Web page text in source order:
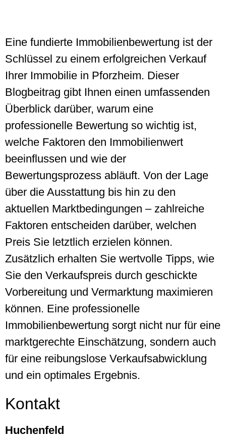
Eine fundierte Immobilienbewertung ist der
Schlüssel zu einem erfolgreichen Verkauf
Ihrer Immobilie in Pforzheim. Dieser
Blogbeitrag gibt Ihnen einen umfassenden
Überblick darüber, warum eine
professionelle Bewertung so wichtig ist,
welche Faktoren den Immobilienwert
beeinflussen und wie der
Bewertungsprozess abläuft. Von der Lage
über die Ausstattung bis hin zu den
aktuellen Marktbedingungen – zahlreiche
Faktoren entscheiden darüber, welchen
Preis Sie letztlich erzielen können.
Zusätzlich erhalten Sie wertvolle Tipps, wie
Sie den Verkaufspreis durch geschickte
Vorbereitung und Vermarktung maximieren
können. Eine professionelle
Immobilienbewertung sorgt nicht nur für eine
marktgerechte Einschätzung, sondern auch
für eine reibungslose Verkaufsabwicklung
und ein optimales Ergebnis.
Kontakt
Huchenfeld